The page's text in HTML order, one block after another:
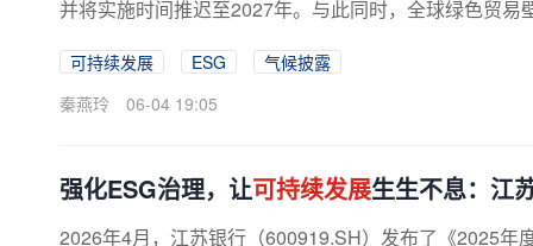
并将实施时间推迟至2027年。与此同时，全球绿色贸
可持续发展 ESG
气候披露
秦燕玲
06-04 19:05
强化ESG治理，让可持续发展生生不息：江
2026年4月，江苏银行（600919.SH）发布了《2025年